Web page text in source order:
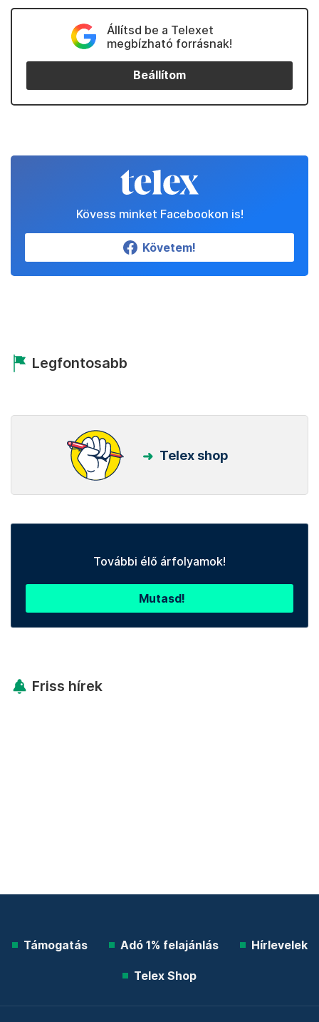
Állítsd be a Telexet
megbízható forrásnak!
Beállítom
Kövess minket Facebookon is!
Követem!
Legfontosabb
Telex shop
További élő árfolyamok!
Mutasd!
Friss hírek
Támogatás Adó 1% felajánlás Hírlevelek
Telex Shop